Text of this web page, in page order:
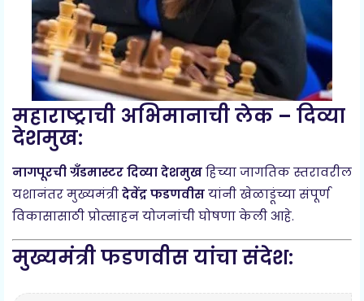
महाराष्ट्राची अभिमानाची लेक – दिव्या
देशमुख:
नागपूरची ग्रँडमास्टर दिव्या देशमुखहिच्या जागतिक स्तरावरील
यशानंतर मुख्यमंत्रीदेवेंद्र फडणवीसयांनी खेळाडूंच्या संपूर्ण
विकासासाठी प्रोत्साहन योजनांची घोषणा केली आहे.
मुख्यमंत्री फडणवीस यांचा संदेश: